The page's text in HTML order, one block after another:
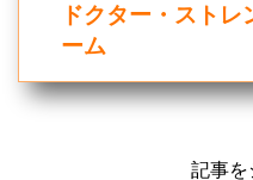
ドクター・ストレ
ーム
記事を